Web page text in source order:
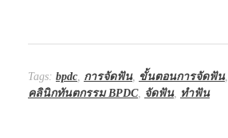
Tags: bpdc, การจัดฟัน, ขั้นตอนการจัดฟัน,
คลินิกทันตกรรม BPDC, จัดฟัน, ทำฟัน